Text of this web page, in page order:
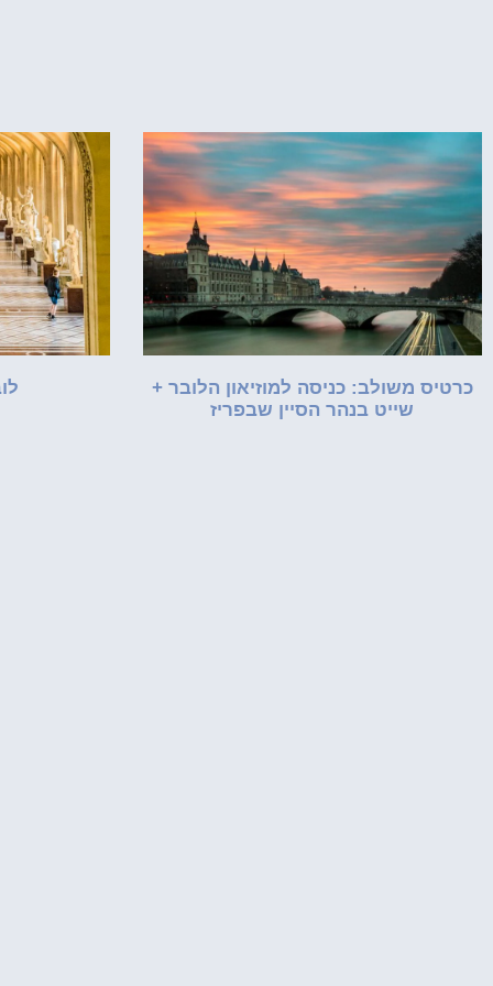
כרטיס משולב: כניסה למוזיאון הלובר +
שייט בנהר הסיין שבפריז